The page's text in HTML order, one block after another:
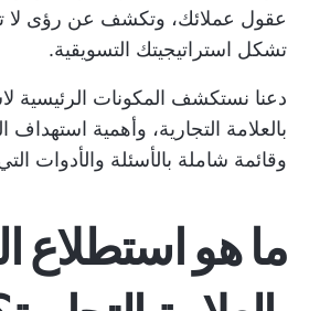
عقول عملائك، وتكشف عن رؤى لا
تشكل استراتيجيتك التسويقية.
دعنا نستكشف المكونات الرئيسية
بالعلامة التجارية، وأهمية
وقائمة شاملة بالأسئلة والأدوات
ما هو استطلاع